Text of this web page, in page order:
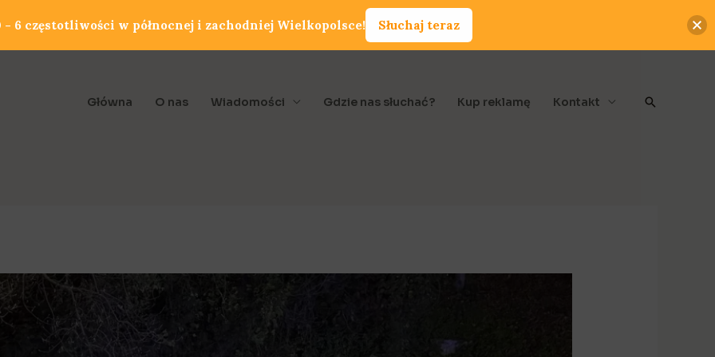
Główna O nas Wiadomości Gdzie nas słuchać? Kup reklamę Kontakt Szukaj
6 częstotliwości w północnej i zachodniej Wielkopolsce! Słuchaj teraz